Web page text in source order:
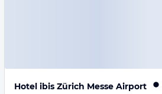
Hotel ibis Zürich Messe Airport